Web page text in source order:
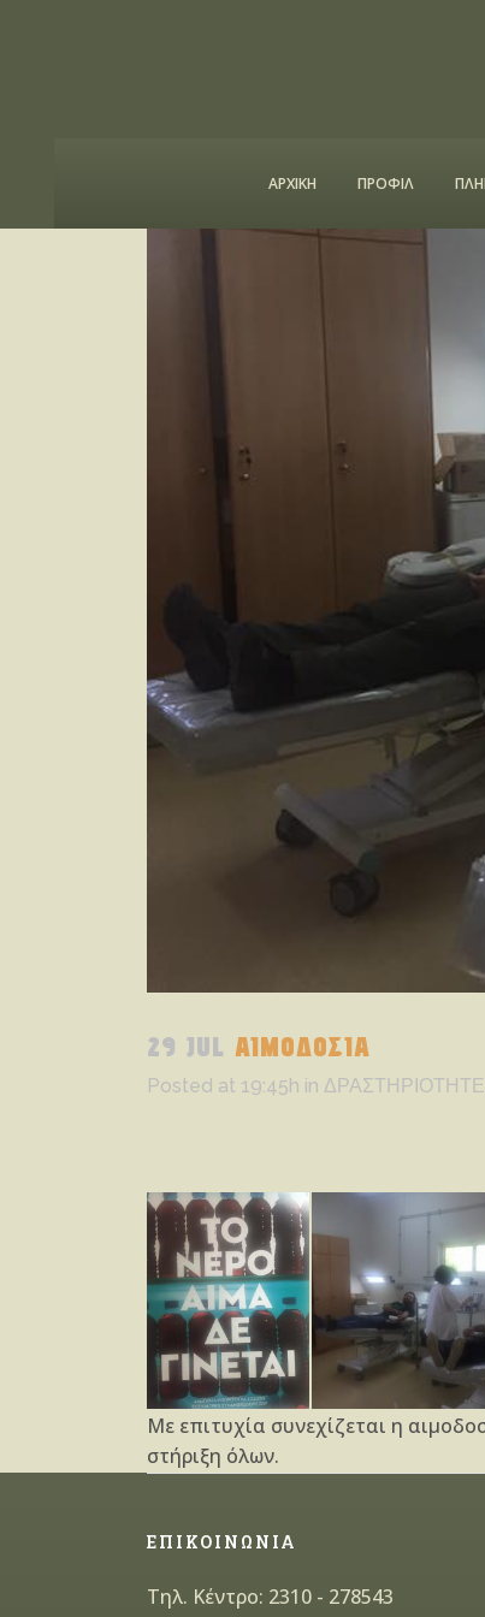
ΑΡΧΙΚΗ ΠΡΟΦΙΛ
29 JUL ΑΙΜΟΔΟΣΙΑ
Posted at 19:45h in
Με επιτυχία συνεχίζεται η
στήριξη όλων.
ΕΠΙΚΟΙΝΩΝΙΑ
Τηλ. Κέντρο: 2310 - 278543